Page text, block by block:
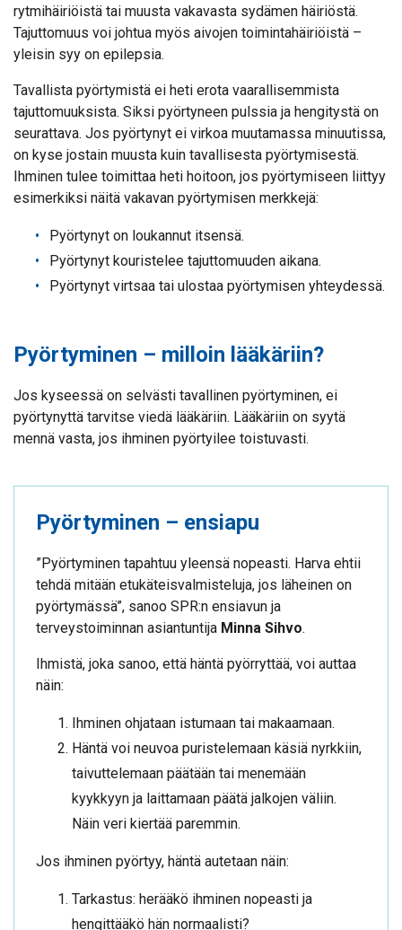
rytmihäiriöistä tai muusta vakavasta sydämen häiriöstä.
Tajuttomuus voi johtua myös aivojen toimintahäiriöistä –
yleisin syy on epilepsia.
Tavallista pyörtymistä ei heti erota vaarallisemmista
tajuttomuuksista. Siksi pyörtyneen pulssia ja hengitystä on
seurattava. Jos pyörtynyt ei virkoa muutamassa minuutissa,
on kyse jostain muusta kuin tavallisesta pyörtymisestä.
Ihminen tulee toimittaa heti hoitoon, jos pyörtymiseen liittyy
esimerkiksi näitä vakavan pyörtymisen merkkejä:
Pyörtynyt on loukannut itsensä.
Pyörtynyt kouristelee tajuttomuuden aikana.
Pyörtynyt virtsaa tai ulostaa pyörtymisen yhteydessä.
Pyörtyminen – milloin lääkäriin?
Jos kyseessä on selvästi tavallinen pyörtyminen, ei
pyörtynyttä tarvitse viedä lääkäriin. Lääkäriin on syytä
mennä vasta, jos ihminen pyörtyilee toistuvasti.
Pyörtyminen – ensiapu
”Pyörtyminen tapahtuu yleensä nopeasti. Harva ehtii
tehdä mitään etukäteisvalmisteluja, jos läheinen on
pyörtymässä”, sanoo SPR:n ensiavun ja
terveystoiminnan asiantuntija Minna Sihvo.
Ihmistä, joka sanoo, että häntä pyörryttää, voi auttaa
näin:
Ihminen ohjataan istumaan tai makaamaan.
Häntä voi neuvoa puristelemaan käsiä nyrkkiin,
taivuttelemaan päätään tai menemään
kyykkyyn ja laittamaan päätä jalkojen väliin.
Näin veri kiertää paremmin.
Jos ihminen pyörtyy, häntä autetaan näin:
Tarkastus: herääkö ihminen nopeasti ja
hengittääkö hän normaalisti?